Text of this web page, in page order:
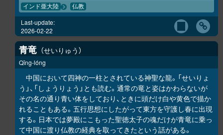
インド亜大陸 仏教
Last-update:
2026-02-22
青竜 せいりゅう
Qīng-lóng
中国において四神の一柱とされている神聖な龍。「せいりょ
う」、「しょうりょう」とも読む。通常の竜と姿はかわらないが
その名の通り青い体をしており、ときに頭だけ白や黄色で描か
れることもある。五行思想にしたがって東方を守護し春に出現
する。日本では夢殿にこもった聖徳太子の魂だけが青竜に乗っ
て中国に渡り仏教の経典を取ってきたという話がある。